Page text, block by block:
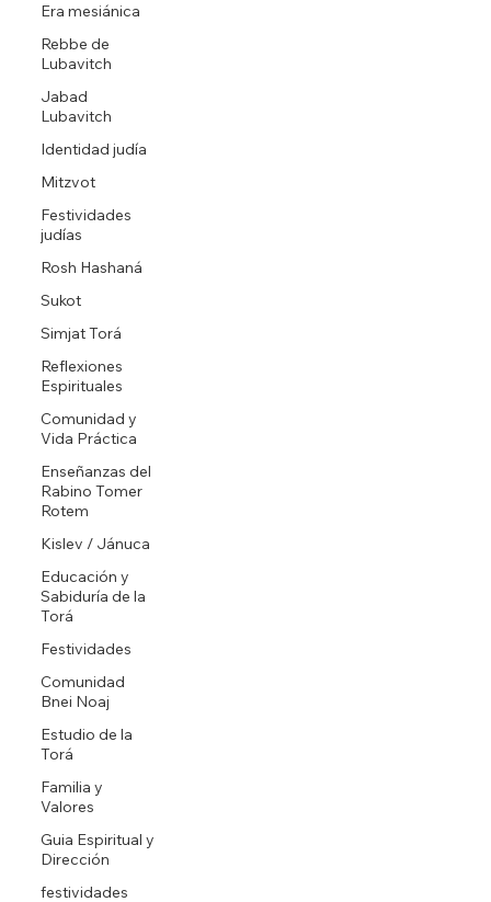
Era mesiánica
Rebbe de
Lubavitch
Jabad
Lubavitch
Identidad judía
Mitzvot
Festividades
judías
Rosh Hashaná
Sukot
Simjat Torá
Reflexiones
Espirituales
Comunidad y
Vida Práctica
Enseñanzas del
Rabino Tomer
Rotem
Kislev / Jánuca
Educación y
Sabiduría de la
Torá
Festividades
Comunidad
Bnei Noaj
Estudio de la
Torá
Familia y
Valores
Guia Espiritual y
Dirección
festividades